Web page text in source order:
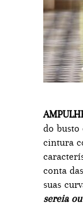
do busto
cintura
conta
suas
sereia